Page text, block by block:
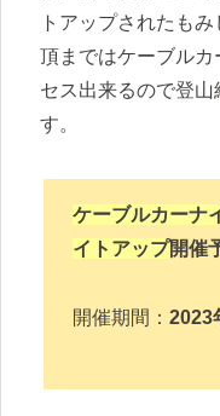
トアップされたも
頂まではケーブルカ
セス出来るので登山
す。
ケーブルカーナ
イトアップ開催
開催期間： 2023